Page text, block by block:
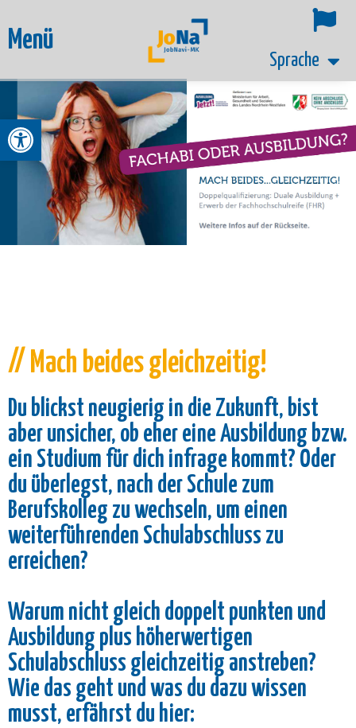
Werkzeugleiste öffnen
Menü
Sprache
// Mach beides gleichzeitig!
Du blickst neugierig in die Zukunft, bist
aber unsicher, ob eher eine Ausbildung bzw.
ein Studium für dich infrage kommt? Oder
du überlegst, nach der Schule zum
Berufskolleg zu wechseln, um einen
weiterführenden Schulabschluss zu
erreichen?
Warum nicht gleich doppelt punkten und
Ausbildung plus höherwertigen
Schulabschluss gleichzeitig anstreben?
Wie das geht und was du dazu wissen
musst, erfährst du hier: